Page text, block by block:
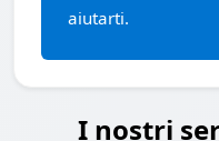
aiutarti.
I nostri